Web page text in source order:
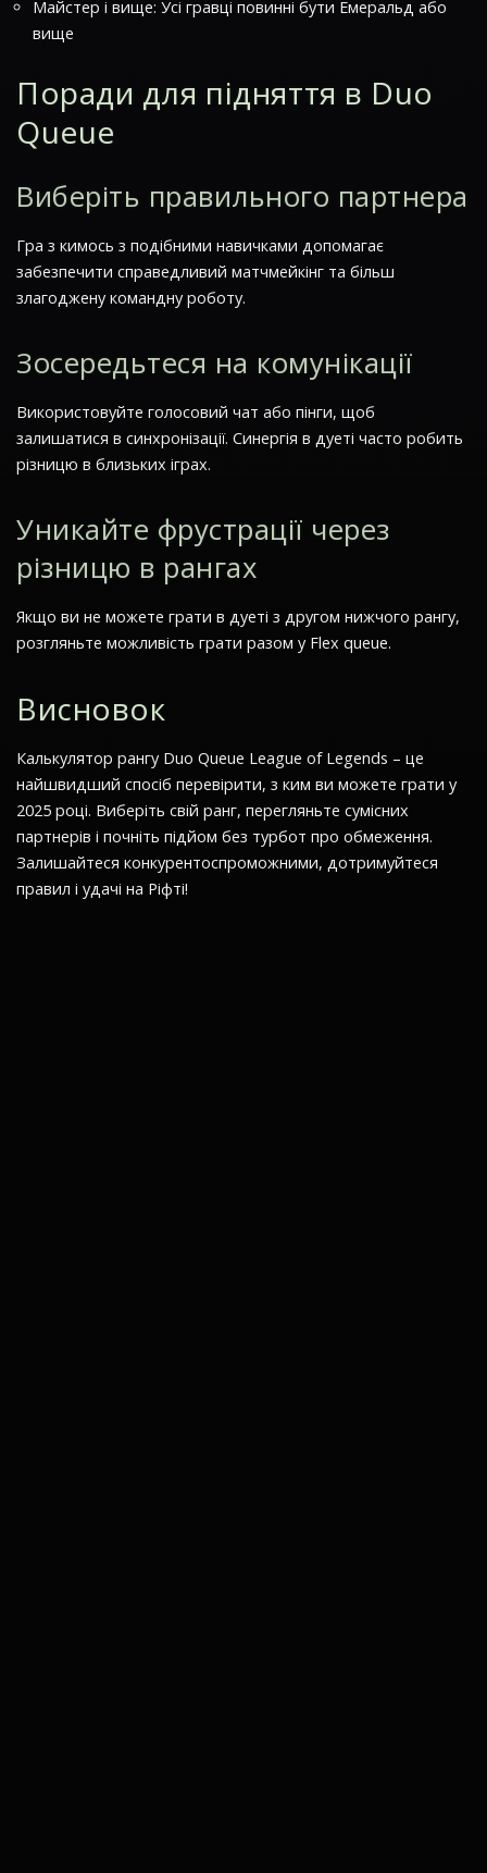
Майстер і вище: Усі гравці повинні бути Емеральд або
вище
Поради для підняття в Duo
Queue
Виберіть правильного партнера
Гра з кимось з подібними навичками допомагає
забезпечити справедливий матчмейкінг та більш
злагоджену командну роботу.
Зосередьтеся на комунікації
Використовуйте голосовий чат або пінги, щоб
залишатися в синхронізації. Синергія в дуеті часто робить
різницю в близьких іграх.
Уникайте фрустрації через
різницю в рангах
Якщо ви не можете грати в дуеті з другом нижчого рангу,
розгляньте можливість грати разом у Flex queue.
Висновок
Калькулятор рангу Duo Queue League of Legends – це
найшвидший спосіб перевірити, з ким ви можете грати у
2025 році. Виберіть свій ранг, перегляньте сумісних
партнерів і почніть підйом без турбот про обмеження.
Залишайтеся конкурентоспроможними, дотримуйтеся
правил і удачі на Ріфті!